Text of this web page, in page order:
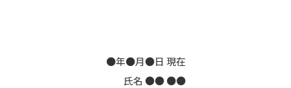
●年●月●日 現在
氏名 ●● ●●